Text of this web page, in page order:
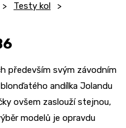
Testy kol
především svým závodním
andílka Jolandu
ovšem zaslouží stejnou,
modelů je opravdu